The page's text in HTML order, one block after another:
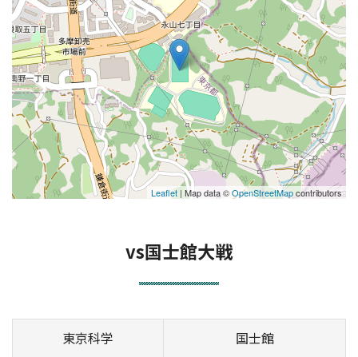
Leaflet | Map data ©OpenStreetMapcontributors
vs国士館大戦
東京科学 国士館